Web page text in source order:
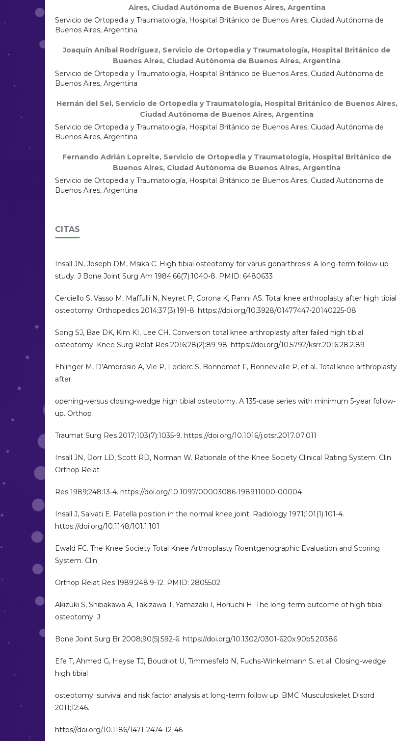
Aires, Ciudad Autónoma de Buenos Aires, Argentina
Servicio de Ortopedia y Traumatología, Hospital Británico de Buenos Aires, Ciudad Autónoma de
Buenos Aires, Argentina
Joaquín Aníbal Rodríguez, Servicio de Ortopedia y Traumatología, Hospital Británico de
Buenos Aires, Ciudad Autónoma de Buenos Aires, Argentina
Servicio de Ortopedia y Traumatología, Hospital Británico de Buenos Aires, Ciudad Autónoma de
Buenos Aires, Argentina
Hernán del Sel, Servicio de Ortopedia y Traumatología, Hospital Británico de Buenos Aires,
Ciudad Autónoma de Buenos Aires, Argentina
Servicio de Ortopedia y Traumatología, Hospital Británico de Buenos Aires, Ciudad Autónoma de
Buenos Aires, Argentina
Fernando Adrián Lopreite, Servicio de Ortopedia y Traumatología, Hospital Británico de
Buenos Aires, Ciudad Autónoma de Buenos Aires, Argentina
Servicio de Ortopedia y Traumatología, Hospital Británico de Buenos Aires, Ciudad Autónoma de
Buenos Aires, Argentina
CITAS
Insall JN, Joseph DM, Msika C. High tibial osteotomy for varus gonarthrosis. A long-term follow-up
study. J Bone Joint Surg Am 1984;66(7):1040-8. PMID: 6480633
Cerciello S, Vasso M, Maffulli N, Neyret P, Corona K, Panni AS. Total knee arthroplasty after high tibial
osteotomy. Orthopedics 2014;37(3):191-8. https://doi.org/10.3928/01477447-20140225-08
Song SJ, Bae DK, Kim KI, Lee CH. Conversion total knee arthroplasty after failed high tibial
osteotomy. Knee Surg Relat Res 2016;28(2):89-98. https://doi.org/10.5792/ksrr.2016.28.2.89
Ehlinger M, D’Ambrosio A, Vie P, Leclerc S, Bonnomet F, Bonnevialle P, et al. Total knee arthroplasty
after
opening-versus closing-wedge high tibial osteotomy. A 135-case series with minimum 5-year follow-
up. Orthop
Traumat Surg Res 2017;103(7):1035-9. https://doi.org/10.1016/j.otsr.2017.07.011
Insall JN, Dorr LD, Scott RD, Norman W. Rationale of the Knee Society Clinical Rating System. Clin
Orthop Relat
Res 1989;248:13-4. https://doi.org/10.1097/00003086-198911000-00004
Insall J, Salvati E. Patella position in the normal knee joint. Radiology 1971;101(1):101-4.
https://doi.org/10.1148/101.1.101
Ewald FC. The Knee Society Total Knee Arthroplasty Roentgenographic Evaluation and Scoring
System. Clin
Orthop Relat Res 1989;248:9-12. PMID: 2805502
Akizuki S, Shibakawa A, Takizawa T, Yamazaki I, Horiuchi H. The long-term outcome of high tibial
osteotomy. J
Bone Joint Surg Br 2008;90(5):592-6. https://doi.org/10.1302/0301-620x.90b5.20386
Efe T, Ahmed G, Heyse TJ, Boudriot U, Timmesfeld N, Fuchs-Winkelmann S, et al. Closing-wedge
high tibial
osteotomy: survival and risk factor analysis at long-term follow up. BMC Musculoskelet Disord
2011;12:46.
https//doi.org/10.1186/1471-2474-12-46